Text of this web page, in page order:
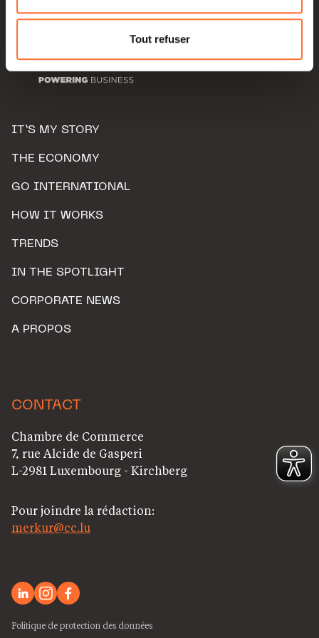
Pour de plus amples informations sur la manière dont
nous utilisons lescookies et sommes amenés à traiter
Charte d’usage des cookieset notrePolitique de
Tout refuser
IT’S MY STORY
THE ECONOMY
GO INTERNATIONAL
HOW IT WORKS
TRENDS
IN THE SPOTLIGHT
CORPORATE NEWS
A PROPOS
CONTACT
Chambre de Commerce
7, rue Alcide de Gasperi
L-2981 Luxembourg - Kirchberg
Pour joindre la rédaction:
merkur@cc.lu
Politique de protection des données